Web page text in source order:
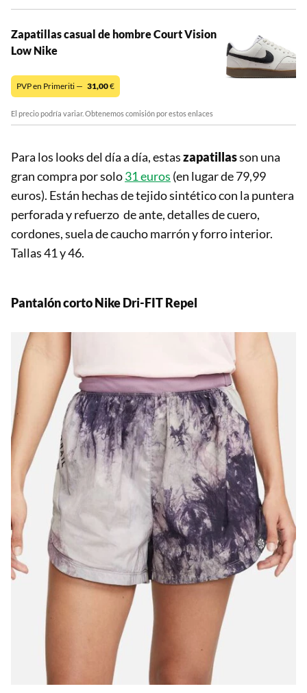
Zapatillas casual de hombre Court Vision
Low Nike
PVP en Primeriti — 31,00€
El precio podría variar. Obtenemos comisión por estos enlaces
Para los looks del día a día, estaszapatillasson una
gran compra por solo31 euros (en lugar de 79,99
euros). Están hechas de tejido sintético con la puntera
perforada y refuerzo de ante, detalles de cuero,
cordones, suela de caucho marrón y forro interior.
Tallas 41 y 46.
Pantalón corto NikeDri-FIT Repel